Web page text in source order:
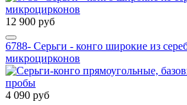
12 900 руб
6788- Серьги - конго широкие из
микроцирконов
4 090 руб